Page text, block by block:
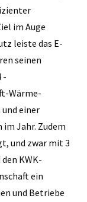
im Auge
leiste das E-
seinen
Wärme-
einer
Jahr. Zudem
und zwar mit 3
KWK-
ein
und Betriebe